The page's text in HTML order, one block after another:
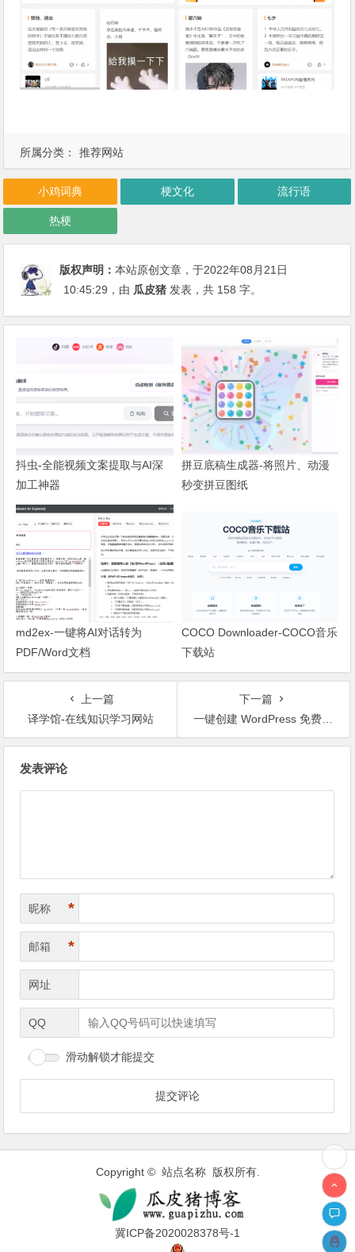
所属分类： 推荐网站
小鸡词典 梗文化 流行语
热梗
版权声明：本站原创文章，于2022年08月21日
10:45:29 ，由 瓜皮猪 发表，共 158 字。
抖虫-全能视频文案提取与AI深
加工神器
拼豆底稿生成器-将照片、动漫
秒变拼豆图纸
md2ex-一键将AI对话转为
PDF/Word文档
COCO Downloader-COCO音乐
下载站
上一篇
译学馆-在线知识学习网站
下一篇
一键创建 WordPress 免费测试网站
发表评论
昵称 *
邮箱 *
网址
QQ
滑动解锁才能提交
Copyright © 站点名称 版权所有.
冀ICP备2020028378号-1